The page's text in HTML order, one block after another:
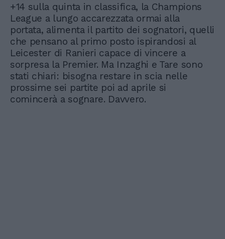
+14 sulla quinta in classifica, la Champions
League a lungo accarezzata ormai alla
portata, alimenta il partito dei sognatori, quelli
che pensano al primo posto ispirandosi al
Leicester di Ranieri capace di vincere a
sorpresa la Premier. Ma Inzaghi e Tare sono
stati chiari: bisogna restare in scia nelle
prossime sei partite poi ad aprile si
comincerà a sognare. Davvero.